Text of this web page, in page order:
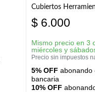
Cubiertos
$ 6.000
Mismo precio en 3
miércoles y
Precio sin impuestos
5% OFF abonando
bancaria
10% OFF